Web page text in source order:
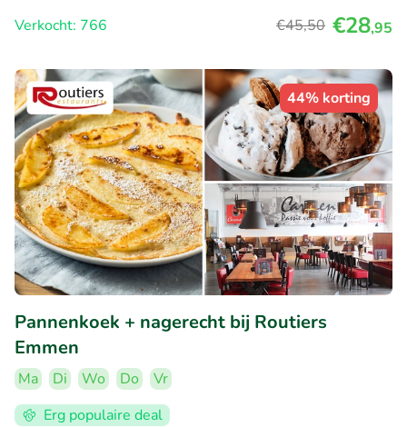
Verkocht: 766
€45,50 €28,95
44% korting
Pannenkoek + nagerecht bij Routiers
Emmen
Ma Di Wo Do
Vr
Erg populaire deal